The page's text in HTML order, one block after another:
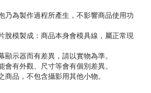
乃為製作過程所產生，不影響商品使用功
脫模製成：商品本身會模具線，屬正常現
顯示器而有差異，請以實物為準。
會有外觀、尺寸等會有個別差異。
商品，不包含攝影用其他小物。